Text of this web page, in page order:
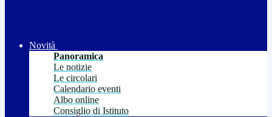
Novità
Panoramica
Le notizie
Le circolari
Calendario eventi
Albo online
Consiglio di Istituto